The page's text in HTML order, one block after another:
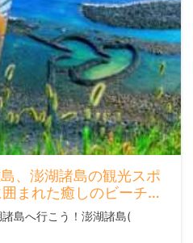
、澎湖諸島の観光スポ
まれた癒しのビーチリ
島へ行こう！澎湖諸島(